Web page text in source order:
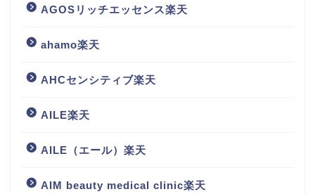
AGOSリッチエッセンス楽天
ahamo楽天
AHCセンシティブ楽天
AILE楽天
AILE（エール）楽天
AIM beauty medical clinic楽天